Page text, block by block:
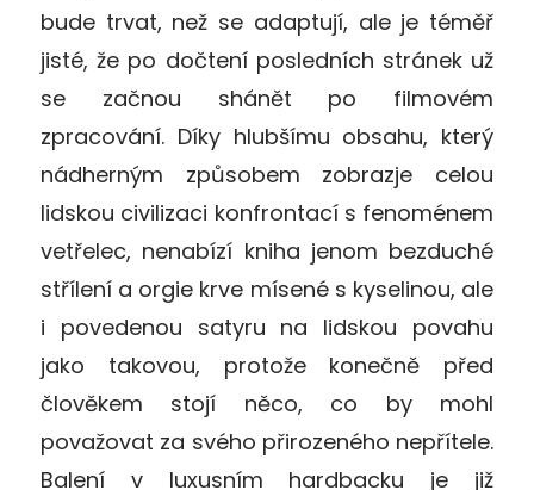
bude trvat, než se adaptují, ale je téměř
jisté, že po dočtení posledních stránek už
se začnou shánět po filmovém
zpracování. Díky hlubšímu obsahu, který
nádherným způsobem zobrazje celou
lidskou civilizaci konfrontací s fenoménem
vetřelec, nenabízí kniha jenom bezduché
střílení a orgie krve mísené s kyselinou, ale
i povedenou satyru na lidskou povahu
jako takovou, protože konečně před
člověkem stojí něco, co by mohl
považovat za svého přirozeného nepřítele.
Balení v luxusním hardbacku je již